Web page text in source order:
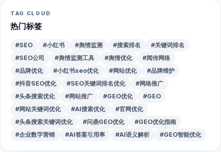
TAG CLOUD
热门标签
#SEO #小红书 #舆情监测 #搜索排名
#关键词排名
#SEO公司
#舆情监测工具 #舆情优化
#闻传网络
#品牌优化
#小红书seo优化 #网站优化
#品牌维护
#抖音SEO优化
#SEO关键词排名优化
#网络推广
#头条搜索优化
#网站推广 #GEO优化
#GEO
#网站关键词优化
#AI搜索优化
#官网优化
#头条搜索关键词优化
#问鼎GEO优化
#GEO优化指南
#企业数字营销
#AI答案引用率 #AI语义解析 #GEO智能优化